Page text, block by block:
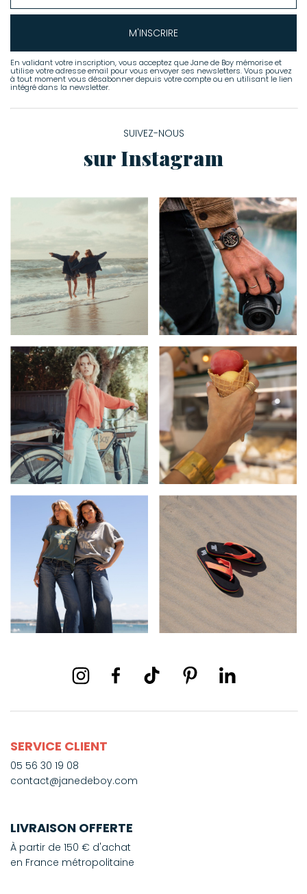
M'INSCRIRE
En validant votre inscription, vous acceptez que Jane de Boy mémorise et
utilise votre adresse email pour vous envoyer ses newsletters. Vous pouvez
à tout moment vous désabonner depuis votre compte ou en utilisant le lien
intégré dans la newsletter.
SUIVEZ-NOUS
sur Instagram
SERVICE CLIENT
05 56 30 19 08
contact@janedeboy.com
LIVRAISON OFFERTE
À partir de 150 € d'achat
en France métropolitaine